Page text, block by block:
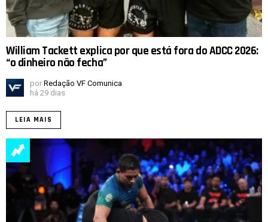
William Tackett explica por que está fora do ADCC 2026:
“o dinheiro não fecha”
por Redação VF Comunica
há 29 dias
LEIA MAIS